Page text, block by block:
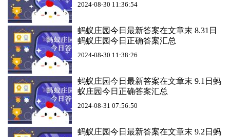
2024-08-30 11:36:54
蚂蚁庄园今日最新答案在文章末 8.31日
蚂蚁庄园今日正确答案汇总
2024-08-30 11:38:26
蚂蚁庄园今日最新答案在文章末 9.1日蚂
蚁庄园今日正确答案汇总
2024-08-31 07:56:50
蚂蚁庄园今日最新答案在文章末 9.2日蚂